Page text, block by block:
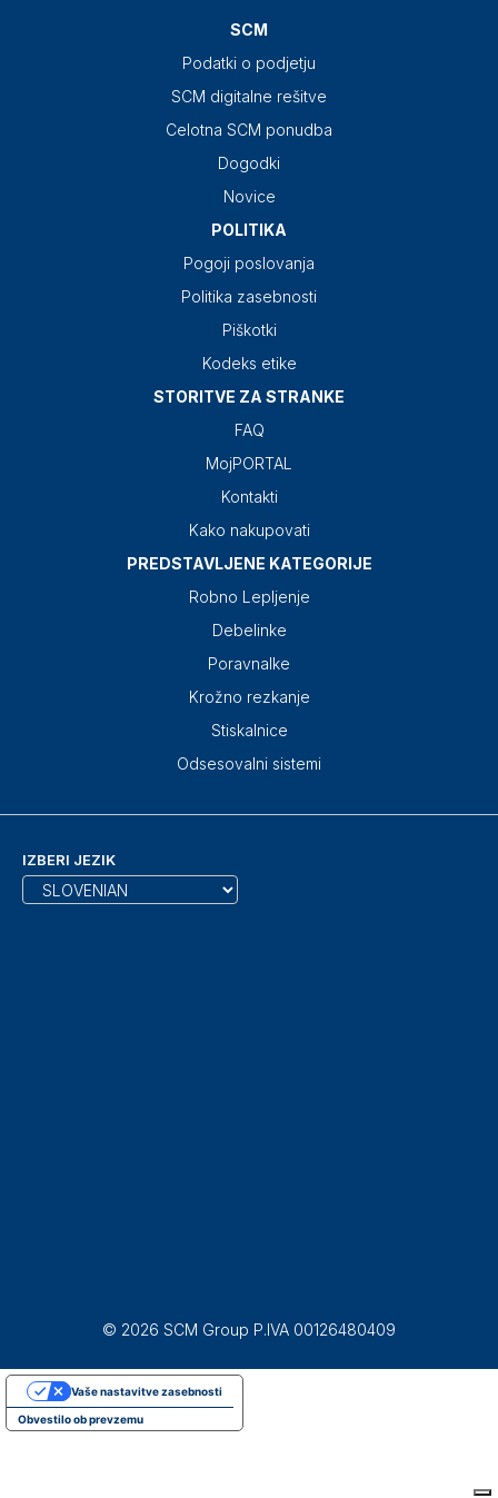
SCM
Podatki o podjetju
SCM digitalne rešitve
Celotna SCM ponudba
Dogodki
Novice
POLITIKA
Pogoji poslovanja
Politika zasebnosti
Piškotki
Kodeks etike
STORITVE ZA STRANKE
FAQ
MojPORTAL
Kontakti
Kako nakupovati
PREDSTAVLJENE KATEGORIJE
Robno Lepljenje
Debelinke
Poravnalke
Krožno rezkanje
Stiskalnice
Odsesovalni sistemi
IZBERI JEZIK
© 2026 SCM Group P.IVA 00126480409
Obvestilo ob prevzemu
Vaše nastavitve zasebnosti